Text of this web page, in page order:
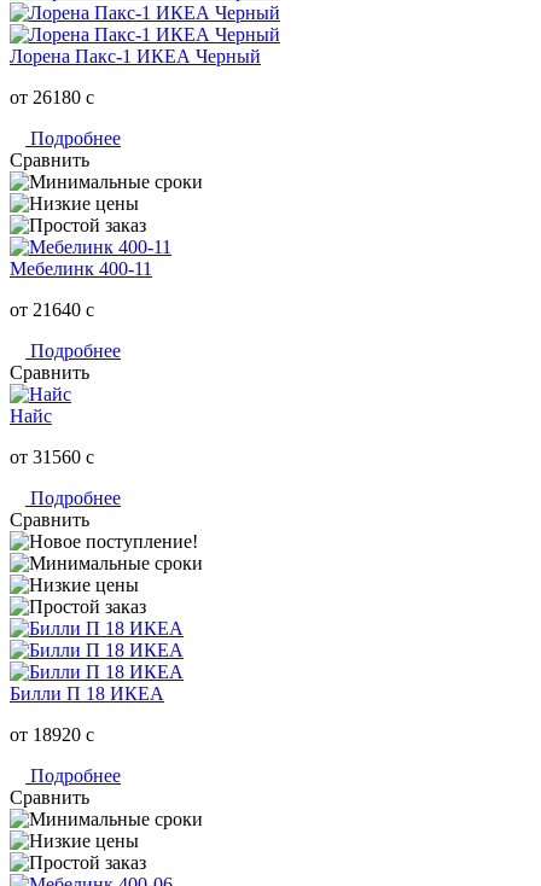
Лорена Пакс-1 ИКЕА Черный
от 26180 c
Подробнее
Сравнить
Мебелинк 400-11
от 21640 c
Подробнее
Сравнить
Найс
от 31560 c
Подробнее
Сравнить
Билли П 18 ИКЕА
от 18920 c
Подробнее
Сравнить